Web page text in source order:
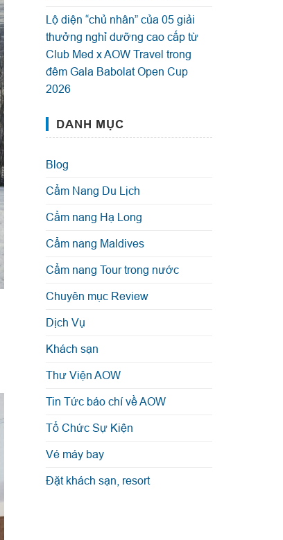
Lộ diện “chủ nhân” của 05 giải
thưởng nghỉ dưỡng cao cấp từ
Club Med x AOW Travel trong
đêm Gala Babolat Open Cup
2026
DANH MỤC
Blog
Cẩm Nang Du Lịch
Cẩm nang Hạ Long
Cẩm nang Maldives
Cẩm nang Tour trong nước
Chuyên mục Review
Dịch Vụ
Khách sạn
Thư Viện AOW
Tin Tức báo chí về AOW
Tổ Chức Sự Kiện
Vé máy bay
Đặt khách sạn, resort